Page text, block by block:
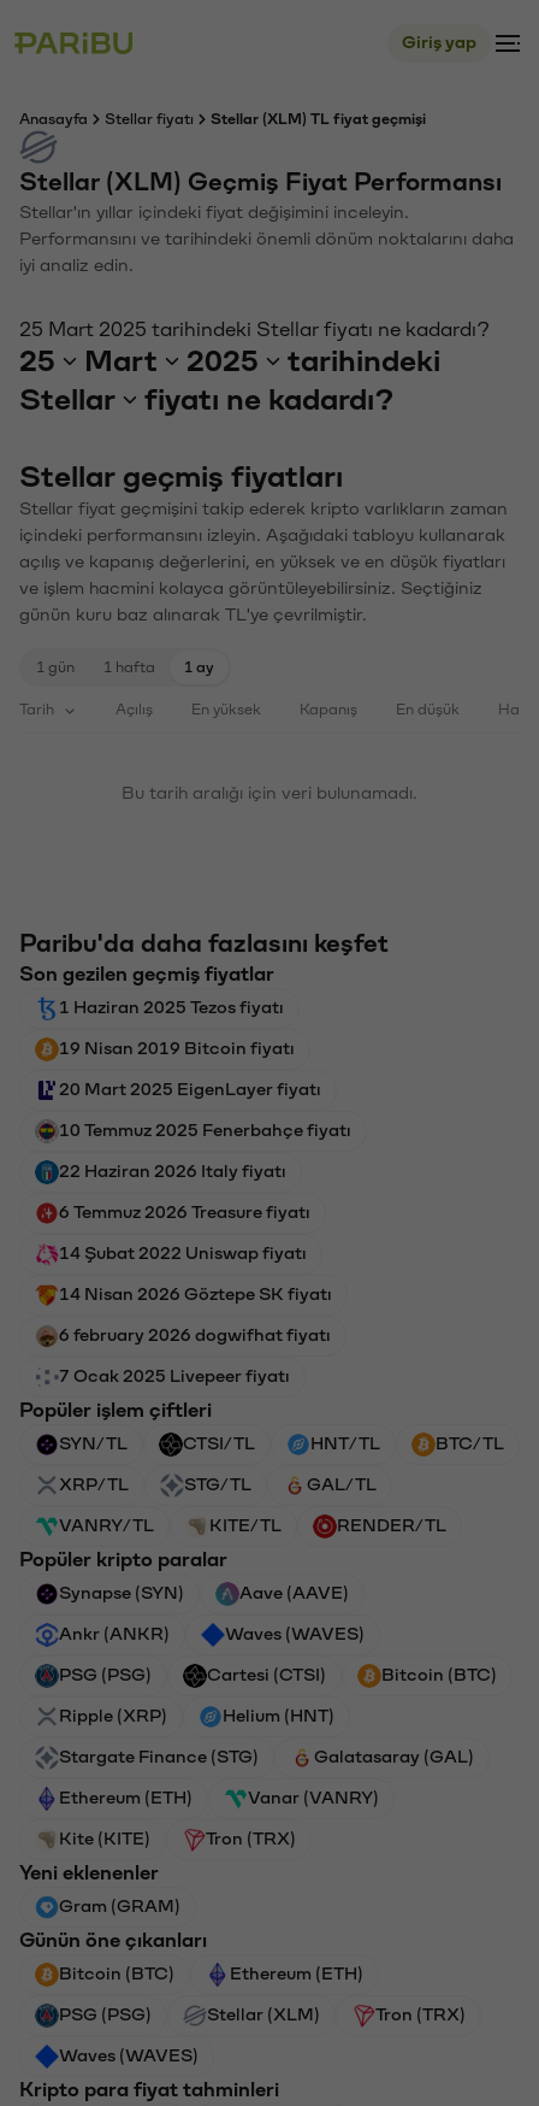
Giriş yap
Anasayfa Stellar fiyatı Stellar (XLM) TL fiyat geçmişi
Stellar (XLM) Geçmiş Fiyat Performansı
Stellar'ın yıllar içindeki fiyat değişimini inceleyin.
Performansını ve tarihindeki önemli dönüm noktalarını daha
iyi analiz edin.
25 Mart 2025 tarihindeki Stellar fiyatı ne kadardı?
25 Mart 2025
tarihindeki
Stellar
fiyatı ne kadardı?
Stellar geçmiş fiyatları
Stellar fiyat geçmişini takip ederek kripto varlıkların zaman
içindeki performansını izleyin. Aşağıdaki tabloyu kullanarak
açılış ve kapanış değerlerini, en yüksek ve en düşük fiyatları
ve işlem hacmini kolayca görüntüleyebilirsiniz. Seçtiğiniz
günün kuru baz alınarak TL'ye çevrilmiştir.
1 gün 1 hafta 1 ay
Tarih Açılış En yüksek Kapanış En düşük
Bu tarih aralığı için veri bulunamadı.
Paribu'da daha fazlasını keşfet
Son gezilen geçmiş fiyatlar
1 Haziran 2025 Tezos fiyatı
19 Nisan 2019 Bitcoin fiyatı
20 Mart 2025 EigenLayer fiyatı
10 Temmuz 2025 Fenerbahçe fiyatı
22 Haziran 2026 Italy fiyatı
6 Temmuz 2026 Treasure fiyatı
14 Şubat 2022 Uniswap fiyatı
14 Nisan 2026 Göztepe SK fiyatı
6 february 2026 dogwifhat fiyatı
7 Ocak 2025 Livepeer fiyatı
Popüler işlem çiftleri
SYN/TL CTSI/TL HNT/TL BTC/TL
XRP/TL STG/TL GAL/TL
VANRY/TL KITE/TL RENDER/TL
Popüler kripto paralar
Synapse (SYN) Aave (AAVE)
Ankr (ANKR) Waves (WAVES)
PSG (PSG) Cartesi (CTSI) Bitcoin (BTC)
Ripple (XRP) Helium (HNT)
Stargate Finance (STG) Galatasaray (GAL)
Ethereum (ETH) Vanar (VANRY)
Kite (KITE) Tron (TRX)
Yeni eklenenler
Gram (GRAM)
Günün öne çıkanları
Bitcoin (BTC) Ethereum (ETH)
PSG (PSG) Stellar (XLM) Tron (TRX)
Waves (WAVES)
Kripto para fiyat tahminleri